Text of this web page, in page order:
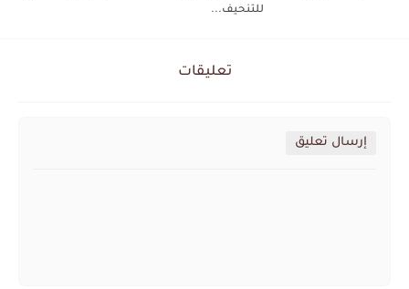
للتنحيف...
تعليقات
إرسال تعليق